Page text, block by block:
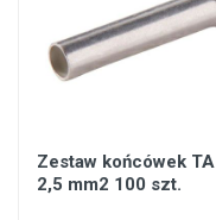
Zestaw końcówek TA
2,5 mm2 100 szt.